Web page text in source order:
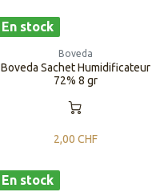
En stock
Boveda
Boveda Sachet Humidificateur
72% 8 gr
2,00 CHF
En stock